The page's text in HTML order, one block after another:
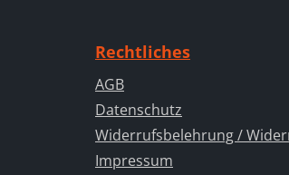
Rechtliches
AGB
Datenschutz
Widerrufsbelehrung /
Impressum